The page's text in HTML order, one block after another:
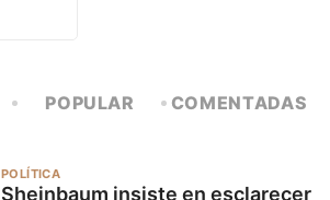
POPULAR COMENTADAS
POLÍTICA
Sheinbaum insiste en esclarecer